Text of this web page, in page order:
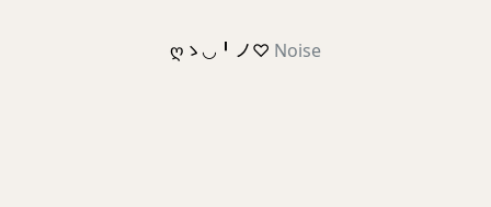
ღゝ◡╹ノ♡ Noise